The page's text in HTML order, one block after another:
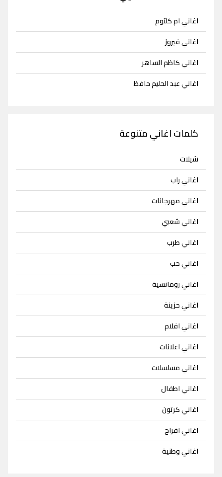
اغاني ام كلثوم
اغاني فيروز
اغاني كاظم الساهر
اغاني عبد الحليم حافظ
كلمات اغاني متنوعة
شيلات
اغاني راب
اغاني مهرجانات
اغاني شعبي
اغاني طرب
اغاني حب
اغاني رومانسية
اغاني حزينة
اغاني افلام
اغاني اعلانات
اغاني مسلسلات
اغاني اطفال
اغاني كرتون
اغاني افراح
اغاني وطنية